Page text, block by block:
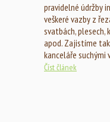
pravidelné údržby
veškeré vazby z
svatbách, plesech,
apod. Zajistíme
kanceláře suchými
Číst článek